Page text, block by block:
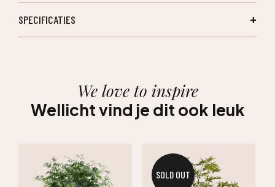
SPECIFICATIES
We love to inspire
Wellicht vind je dit ook leuk
SOLD OUT